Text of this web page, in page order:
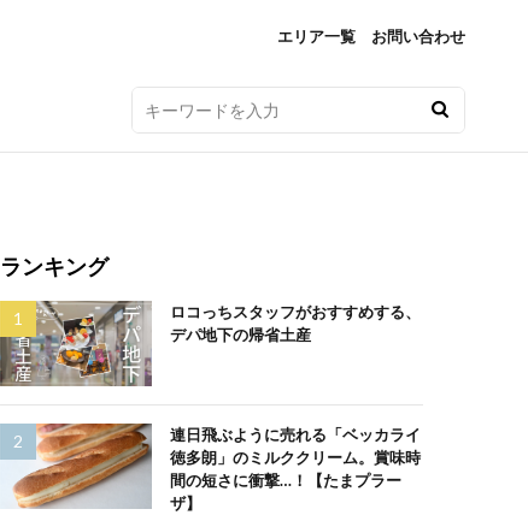
エリア一覧 お問い合わせ
ランキング
ロコっちスタッフがおすすめする、
デパ地下の帰省土産
連日飛ぶように売れる「ベッカライ
徳多朗」のミルククリーム。賞味時
間の短さに衝撃…！【たまプラー
ザ】